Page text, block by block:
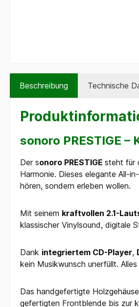
Beschreibung Technische
sonoro PRESTIGE
Der sonoro PRESTIGE steht für
Harmonie. Dieses elegante All-
hören, sondern erleben wollen.
Mit seinem kraftvollen 2.1-
klassischer Vinylsound, digitale
Dank integriertem CD-Player,
kein Musikwunsch unerfüllt.
Das handgefertigte
gefertigten Frontblende bis zur